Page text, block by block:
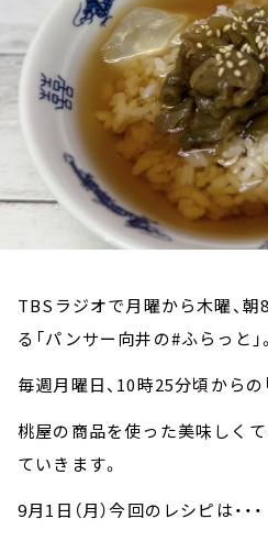
TBSラジオで月曜から木曜、
る「パンサー向井の#ふらっと」。
毎週月曜日、10時25分頃からの
桃屋の商品を使った美味しく
ていきます。
9月1日（月）今回のレシピは・・・